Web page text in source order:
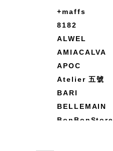
+maffs
8182
ALWEL
AMIACALVA
APOC
Atelier 五號
BARI
BELLEMAIN
BonBonStore